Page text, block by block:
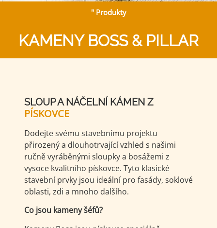
" Produkty
KAMENY BOSS & PILLAR
SLOUP A NÁČELNÍ KÁMEN Z
PÍSKOVCE
Dodejte svému stavebnímu projektu
přirozený a dlouhotrvající vzhled s našimi
ručně vyráběnými sloupky a bosážemi z
vysoce kvalitního pískovce. Tyto klasické
stavební prvky jsou ideální pro fasády, soklové
oblasti, zdi a mnoho dalšího.
Co jsou kameny šéfů?